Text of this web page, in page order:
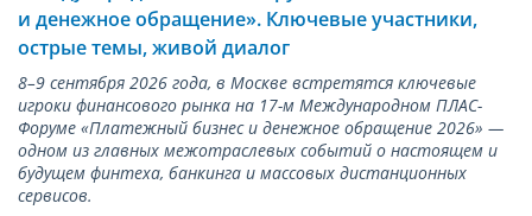
и денежное обращение». Ключевые участники,
острые темы, живой диалог
8–9 сентября 2026 года, в Москве встретятся ключевые
игроки финансового рынка на 17-м Международном ПЛАС-
Форуме «Платежный бизнес и денежное обращение 2026» —
одном из главных межотраслевых событий о настоящем и
будущем финтеха, банкинга и массовых дистанционных
сервисов.